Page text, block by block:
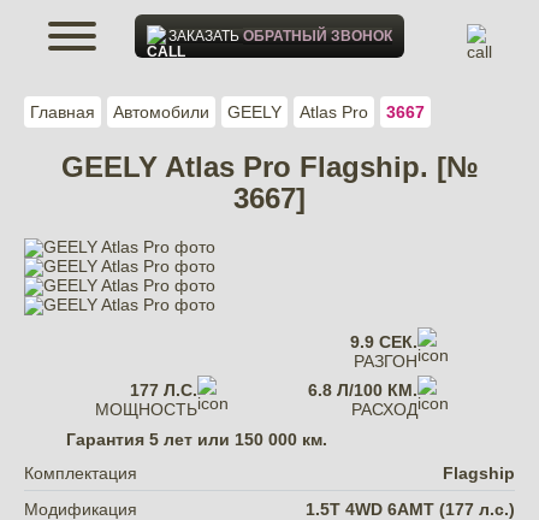
Главная Автомобили GEELY Atlas Pro 3667
GEELY Atlas Pro Flagship. [№
3667]
Гарантия 5 лет или 150 000 км.
Комплектация
Flagship
Модификация
1.5T 4WD 6AMT (177 л.с.)
9.9 СЕК.
РАЗГОН
177 Л.С.
МОЩНОСТЬ
6.8 Л/100 КМ.
РАСХОД
ЗАКАЗАТЬОБРАТНЫЙ ЗВОНОК